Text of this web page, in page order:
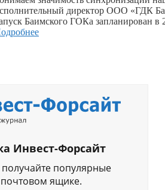
директор ООО «ГДК
Баимского ГОКа запланирован в
Инвест-Форсайт
популярные
ящике.